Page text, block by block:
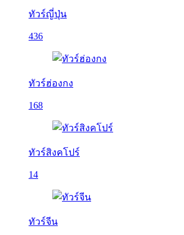
ทัวร์ญี่ปุ่น
436
ทัวร์ฮ่องกง
168
ทัวร์สิงคโปร์
14
ทัวร์จีน